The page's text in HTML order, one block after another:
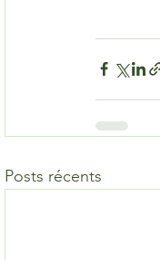
Posts récents